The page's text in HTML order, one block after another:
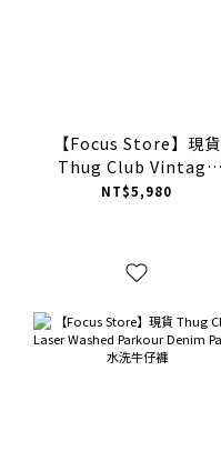
【Focus Store】現貨
Thug Club Vintage
Riding Skull T-shirt
NT$5,980